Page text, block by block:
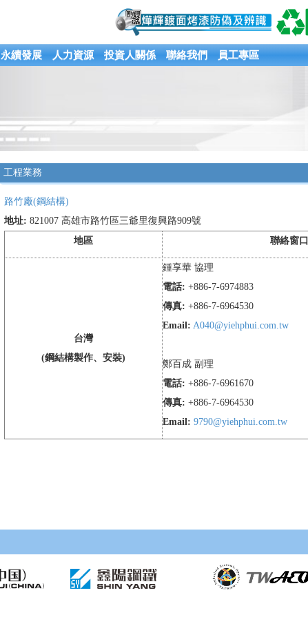
永續發展 人力資源 投資人關係 聯絡我們 員工專區
工程業務
路竹廠(鋼結構)
地址: 821007 高雄市路竹區三爺里復興路909號
地區
聯絡窗口
台灣
(鋼結構製作、安裝)
鍾享華 協理
電話: +886-7-6974883
傳真: +886-7-6964530
Email: A040@yiehphui.com.tw
鄭百成 副理
電話: +886-7-6961670
傳真: +886-7-6964530
Email: 9790@yiehphui.com.tw